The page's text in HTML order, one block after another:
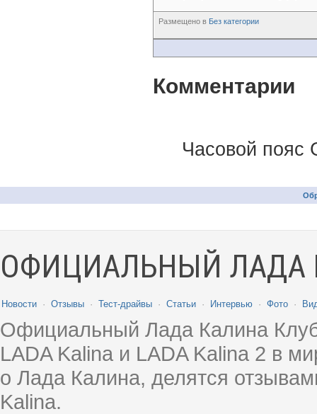
Размещено в Без категории
Комментарии
Часовой пояс
ОФИЦИАЛЬНЫЙ ЛАДА
Новости · Отзывы · Тест-драйвы · Статьи · Интервью · Фото ·
Официальный Лада Калина
LADA Kalina и LADA Kalina 2 в
о Лада Калина, делятся
Kalina.